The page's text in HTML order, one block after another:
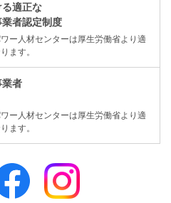
る適正な
者認定制度
ー人材センターは厚生労働省より適
ます。
業者
ー人材センターは厚生労働省より適
ます。